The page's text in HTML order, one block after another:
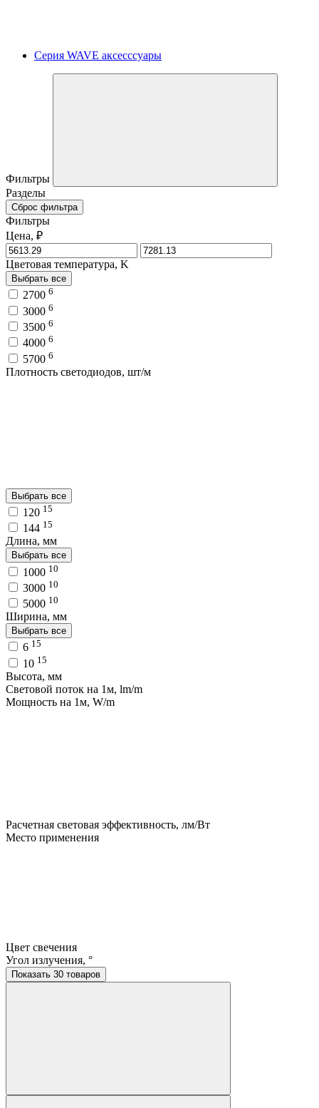
Серия WAVE аксесссуары
Фильтры
Разделы
Сброс фильтра
Фильтры
Цена, ₽
Цветовая температура, K
Выбрать все
2700 6
3000 6
3500 6
4000 6
5700 6
Плотность светодиодов, шт/м
Выбрать все
120 15
144 15
Длина, мм
Выбрать все
1000 10
3000 10
5000 10
Ширина, мм
Выбрать все
6 15
10 15
Высота, мм
Световой поток на 1м, lm/m
Мощность на 1м, W/m
Расчетная световая эффективность, лм/Вт
Место применения
Цвет свечения
Угол излучения, °
Показать 30 товаров